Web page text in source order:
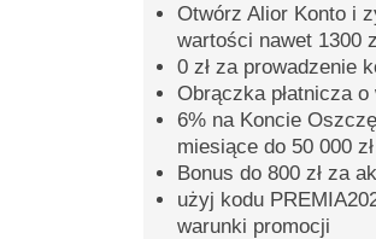
Otwórz Alior Konto i
wartości nawet 1300
0 zł za prowadzenie
Obrączka płatnicza o
6% na Koncie
miesiące do 50 000 zł
Bonus do 800 zł za
użyj kodu
warunki promocji